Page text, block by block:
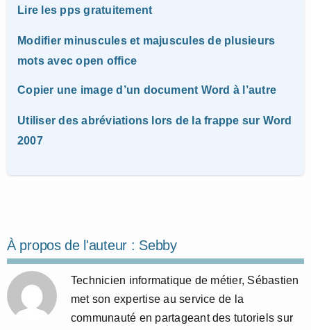
Lire les pps gratuitement
Modifier minuscules et majuscules de plusieurs
mots avec open office
Copier une image d’un document Word à l’autre
Utiliser des abréviations lors de la frappe sur Word
2007
À propos de l'auteur : Sebby
Technicien informatique de métier, Sébastien
met son expertise au service de la
communauté en partageant des tutoriels sur